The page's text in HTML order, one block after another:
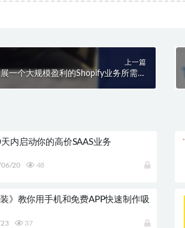
上一篇
一个大规模盈利的Shopify业务所需的
内启动你的高价SAAS业务
20 48
》教你用手机和免费APP快速制作吸
37